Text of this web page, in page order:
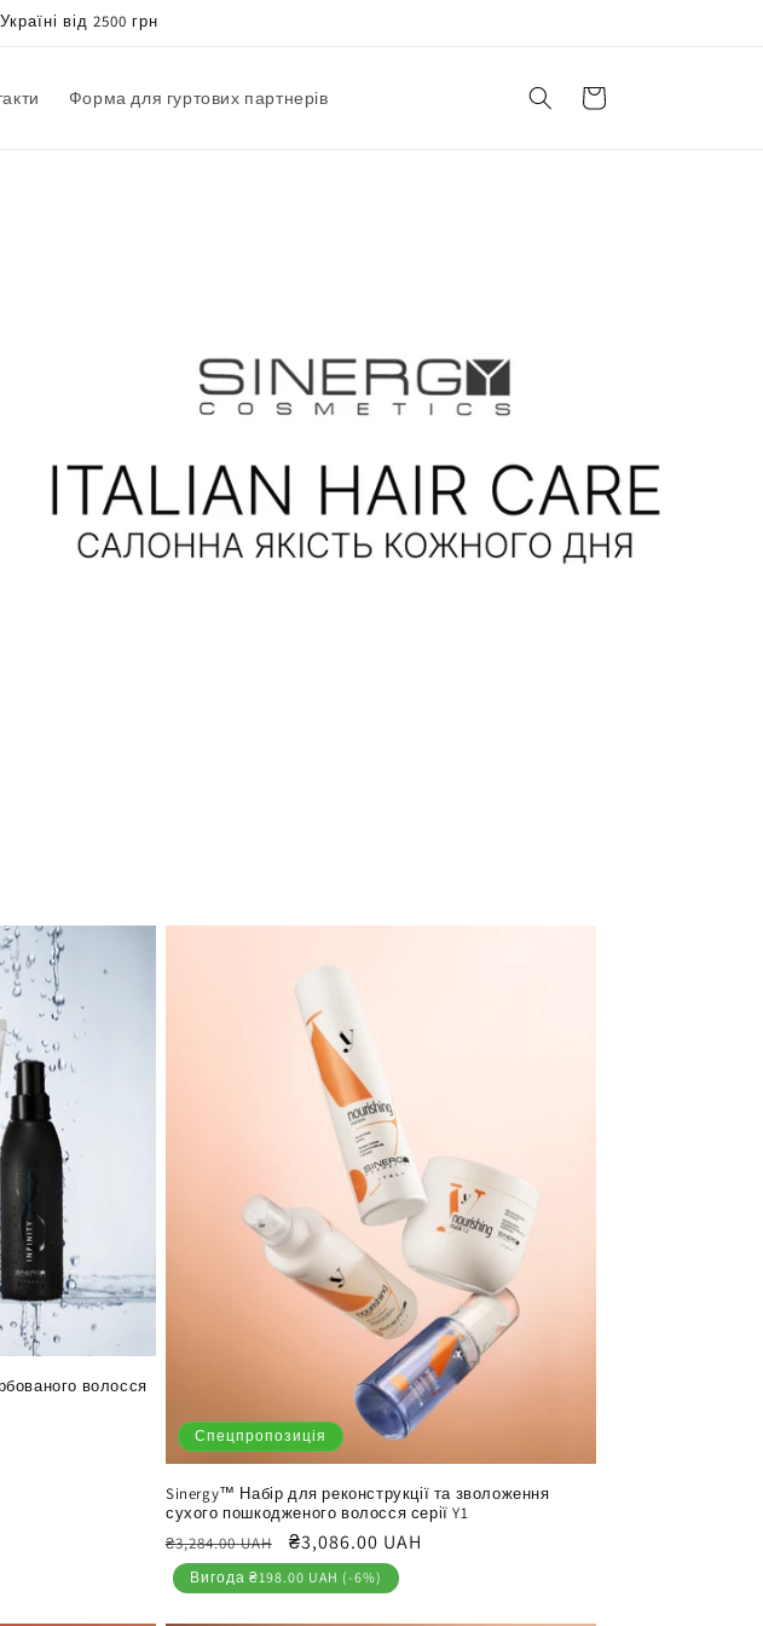
від 2500 грн
Форма для гуртових партнерів Корзина
волосся
Спецпропозиція
Sinergy™ Набір для реконструкції та зволоження
сухого пошкодженого волосся серії Y1
Звичайна
ціна
₴3,284.00 UAH
Ціна
продажу
₴3,086.00 UAH
Вигода ₴198.00 UAH (-6%)